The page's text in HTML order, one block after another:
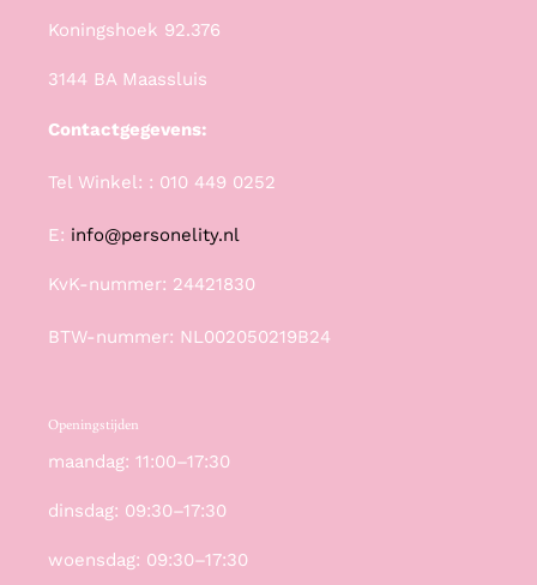
Koningshoek 92.376
3144 BA Maassluis
Contactgegevens:
Tel Winkel: : 010 449 0252
E: info@personelity.nl
KvK-nummer: 24421830
BTW-nummer: NL002050219B24
Openingstijden
maandag: 11:00–17:30
dinsdag: 09:30–17:30
woensdag: 09:30–17:30